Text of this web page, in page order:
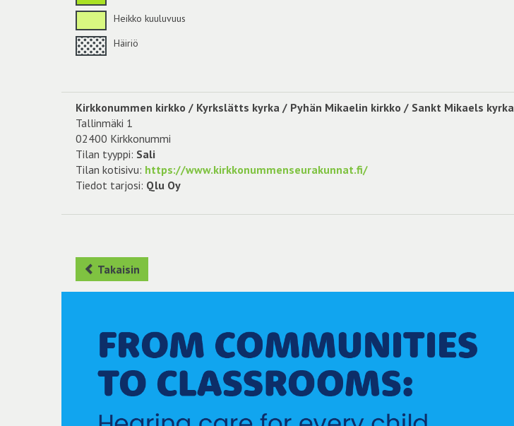
Heikko kuuluvuus
Häiriö
Kirkkonummen kirkko / Kyrkslätts kyrka / Pyhän Mikaelin kirkko / Sankt Mikaels kyrka
Tallinmäki 1
02400 Kirkkonummi
Tilan tyyppi: Sali
Tilan kotisivu: https://www.kirkkonummenseurakunnat.fi/
Tiedot tarjosi: Qlu Oy
Takaisin